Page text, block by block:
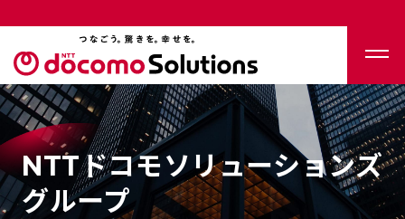
NTTドコモソリューションズ
グループ